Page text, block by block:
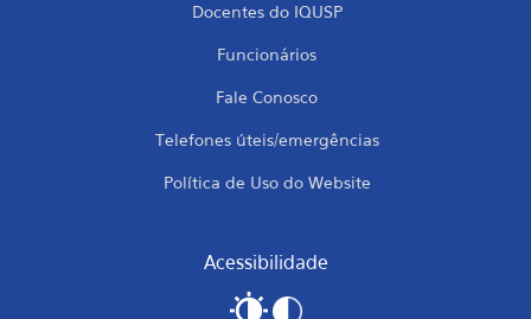
Docentes do IQUSP
Funcionários
Fale Conosco
Telefones úteis/emergências
Política de Uso do Website
Acessibilidade